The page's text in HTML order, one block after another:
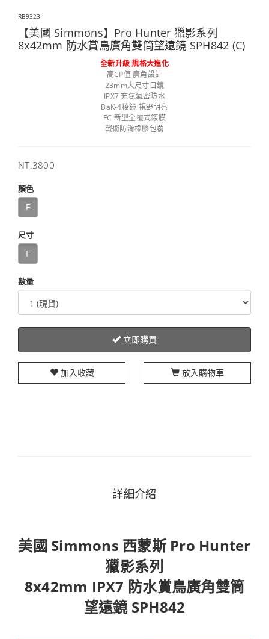
RB9323
【美國 Simmons】Pro Hunter 獵影系列
8x42mm 防水賞鳥廣角雙筒望遠鏡 SPH842 (C)
全新升級 規格大進化
高CP值 廣角設計
23mm大尺寸目鏡
IPX7 充氮氣密防水
BaK-4稜鏡 視野明亮
FC 新型全覆式鍍膜
戰術防滑橡膠包覆
售
NT.3800
顏色
F
尺寸
F
數量
立即購買
加入收藏 放入購物車
詳細介紹
美國 Simmons 西蒙斯 Pro Hunter
獵影系列
8x42mm IPX7 防水賞鳥廣角雙筒
望遠鏡 SPH842